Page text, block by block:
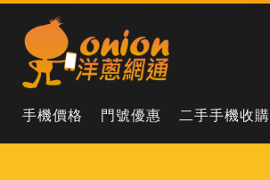
手機價格 門號優惠 二手手機收購